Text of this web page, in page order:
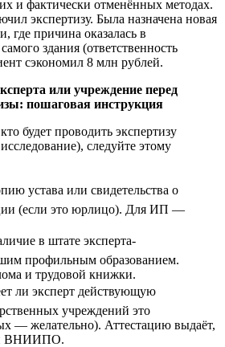
и фактически отменённых методах.
экспертизу. Была назначена новая
причина оказалась в
здания (ответственность
сэкономил 8 млн рублей.
или учреждение перед
пошаговая инструкция
будет проводить экспертизу
следуйте этому
устава или свидетельства о
(если это юрлицо). Для ИП —
в штате эксперта-
профильным образованием.
и трудовой книжки.
ли эксперт действующую
учреждений это
— желательно). Аттестацию выдаёт,
ВНИИПО.